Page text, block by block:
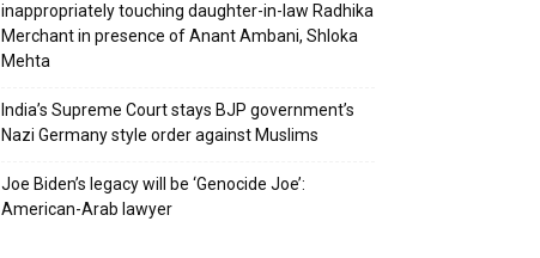
inappropriately touching daughter-in-law Radhika
Merchant in presence of Anant Ambani, Shloka
Mehta
India’s Supreme Court stays BJP government’s
Nazi Germany style order against Muslims
Joe Biden’s legacy will be ‘Genocide Joe’:
American-Arab lawyer